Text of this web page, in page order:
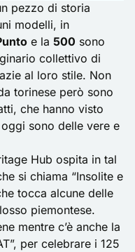
pezzo di storia
modelli, in
e la 500 sono
collettivo di
al loro stile. Non
torinese però sono
che hanno visto
sono delle vere e
Hub ospita in tal
si chiama “Insolite e
tocca alcune delle
piemontese.
mentre c’è anche la
per celebrare i 125